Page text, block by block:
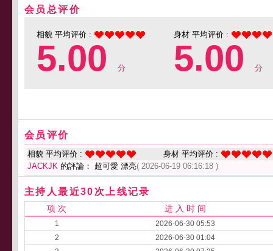
会员总评价
相貌 平均评价 :
5.00 分
身材 平均评价 :
5.00 分
会员评价
相貌 平均评价 :
身材 平均评价 :
JACKJK 的評論： 超可愛 漂亮( 2026-06-19 06:16:18 )
主持人最近30次上线记录
项 次 进 入 时 间
1
2026-06-30 05:53
2
2026-06-30 01:04